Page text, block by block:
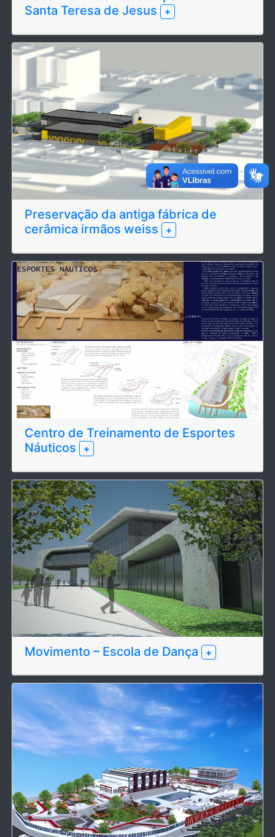
Santa Teresa de Jesus
+
Preservação da antiga fábrica de
cerâmica irmãos weiss
+
Centro de Treinamento de Esportes
Náuticos
+
Movimento – Escola de Dança +